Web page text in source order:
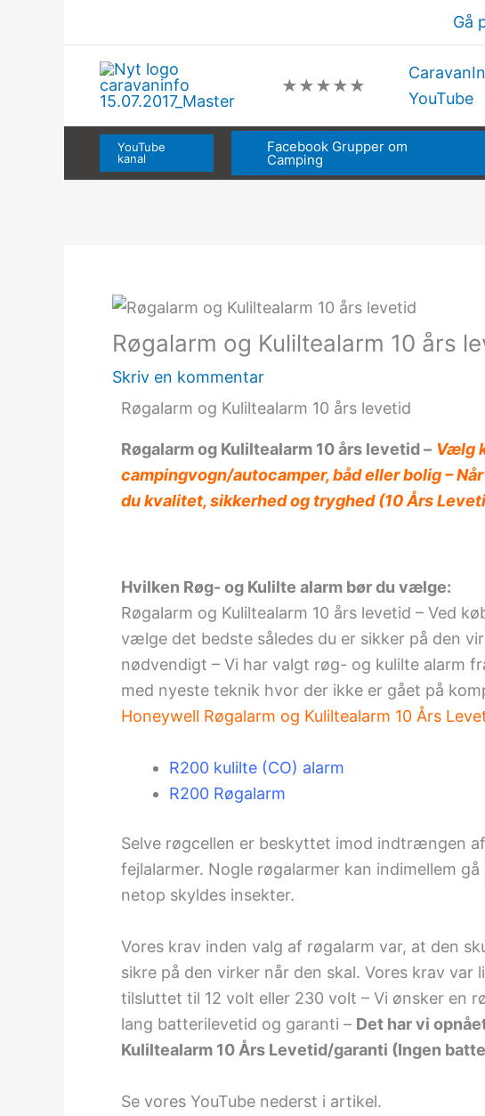
Gå
★★★★★
YouTube
YouTube
kanal
Facebook Grupper om
Camping
Røgalarm og Kuliltealarm 10 års
Skriv en kommentar
Røgalarm og Kuliltealarm 10 års levetid
Røgalarm og Kuliltealarm 10 års levetid – Vælg
campingvogn/autocamper, båd eller bolig –
du kvalitet, sikkerhed og tryghed (10 Års
Hvilken Røg- og Kulilte alarm bør du vælge:
Røgalarm og Kuliltealarm 10 års levetid – Ved
vælge det bedste således du er sikker på den
nødvendigt – Vi har valgt røg- og kulilte alarm
med nyeste teknik hvor der ikke er gået på
Honeywell Røgalarm og Kuliltealarm 10 Års
R200 kulilte (CO) alarm
R200 Røgalarm
Selve røgcellen er beskyttet imod indtrængen
fejlalarmer. Nogle røgalarmer kan indimellem
netop skyldes insekter.
Vores krav inden valg af røgalarm var, at den
sikre på den virker når den skal. Vores krav var
tilsluttet til 12 volt eller 230 volt – Vi ønsker en
lang batterilevetid og garanti – Det har vi
Kuliltealarm 10 Års Levetid/garanti (Ingen
Se vores YouTube nederst i artikel.